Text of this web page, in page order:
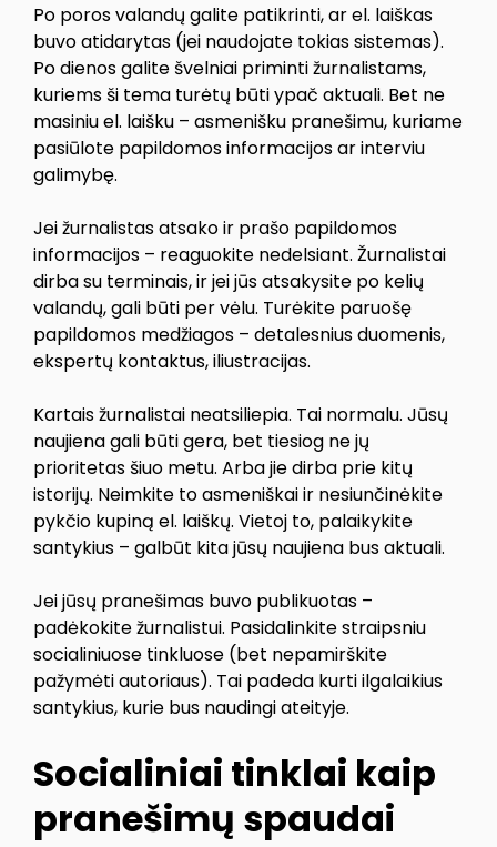
Po poros valandų galite patikrinti, ar el. laiškas
buvo atidarytas (jei naudojate tokias sistemas).
Po dienos galite švelniai priminti žurnalistams,
kuriems ši tema turėtų būti ypač aktuali. Bet ne
masiniu el. laišku – asmenišku pranešimu, kuriame
pasiūlote papildomos informacijos ar interviu
galimybę.
Jei žurnalistas atsako ir prašo papildomos
informacijos – reaguokite nedelsiant. Žurnalistai
dirba su terminais, ir jei jūs atsakysite po kelių
valandų, gali būti per vėlu. Turėkite paruošę
papildomos medžiagos – detalesnius duomenis,
ekspertų kontaktus, iliustracijas.
Kartais žurnalistai neatsiliepia. Tai normalu. Jūsų
naujiena gali būti gera, bet tiesiog ne jų
prioritetas šiuo metu. Arba jie dirba prie kitų
istorijų. Neimkite to asmeniškai ir nesiunčinėkite
pykčio kupiną el. laiškų. Vietoj to, palaikykite
santykius – galbūt kita jūsų naujiena bus aktuali.
Jei jūsų pranešimas buvo publikuotas –
padėkokite žurnalistui. Pasidalinkite straipsniu
socialiniuose tinkluose (bet nepamirškite
pažymėti autoriaus). Tai padeda kurti ilgalaikius
santykius, kurie bus naudingi ateityje.
Socialiniai tinklai kaip
pranešimų spaudai